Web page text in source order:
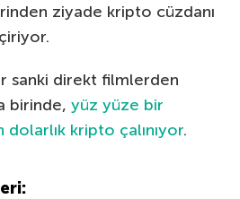
ziyade kripto cüzdanı
sanki direkt filmlerden
birinde, yüz yüze bir
kripto çalınıyor.